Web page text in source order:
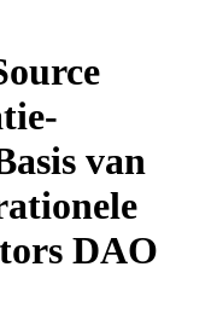
van
DAO